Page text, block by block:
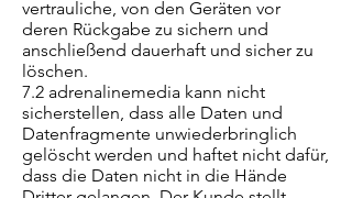
vertrauliche, von den Geräten vor
deren Rückgabe zu sichern und
anschließend dauerhaft und sicher zu
löschen.
7.2 adrenalinemedia kann nicht
sicherstellen, dass alle Daten und
Datenfragmente unwiederbringlich
gelöscht werden und haftet nicht dafür,
dass die Daten nicht in die Hände